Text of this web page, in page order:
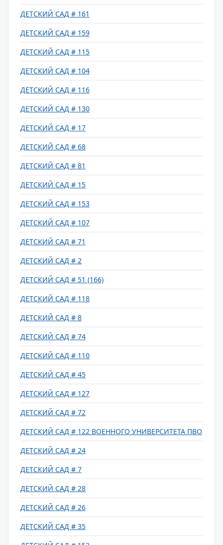
ДЕТСКИЙ САД # 161
ДЕТСКИЙ САД # 159
ДЕТСКИЙ САД # 115
ДЕТСКИЙ САД # 104
ДЕТСКИЙ САД # 116
ДЕТСКИЙ САД # 130
ДЕТСКИЙ САД # 17
ДЕТСКИЙ САД # 68
ДЕТСКИЙ САД # 81
ДЕТСКИЙ САД # 15
ДЕТСКИЙ САД # 153
ДЕТСКИЙ САД # 107
ДЕТСКИЙ САД # 71
ДЕТСКИЙ САД # 2
ДЕТСКИЙ САД # 51 (166)
ДЕТСКИЙ САД # 118
ДЕТСКИЙ САД # 8
ДЕТСКИЙ САД # 74
ДЕТСКИЙ САД # 110
ДЕТСКИЙ САД # 45
ДЕТСКИЙ САД # 127
ДЕТСКИЙ САД # 72
ДЕТСКИЙ САД # 122 ВОЕННОГО УНИВЕРСИТЕТА ПВО
ДЕТСКИЙ САД # 24
ДЕТСКИЙ САД # 7
ДЕТСКИЙ САД # 28
ДЕТСКИЙ САД # 26
ДЕТСКИЙ САД # 35